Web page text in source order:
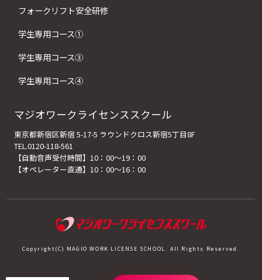
フォークリフト安全研修
学生専用コース①
学生専用コース③
学生専用コース④
マジオワークライセンススクール
東京都新宿区新宿 5-17-5 ラウンドクロス新宿5丁目8F
TEL.0120-118-561
【自動音声受付時間】10：00～19：00
【オペレーター直通】10：00～16：00
Copyright(C) MAGIO WORK LICENSE SCHOOL. All Rights Reserved.